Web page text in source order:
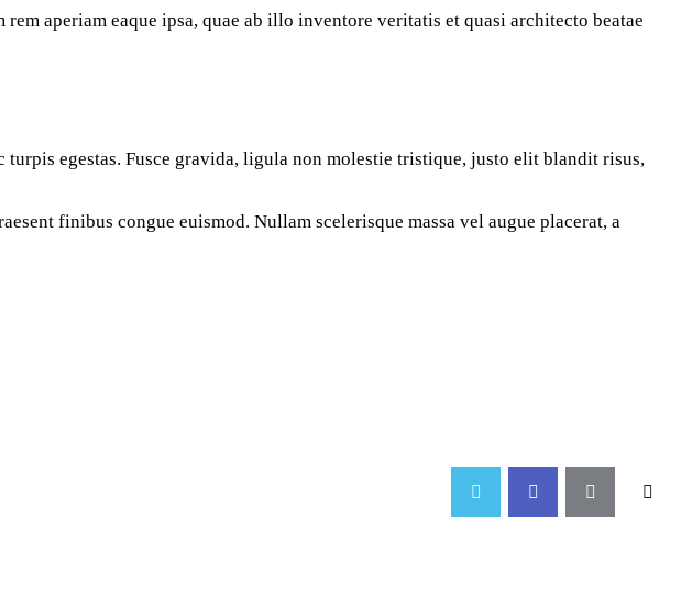
aperiam eaque ipsa, quae ab illo inventore veritatis et quasi architecto beatae
turpis egestas. Fusce gravida, ligula non molestie tristique, justo elit blandit risus,
finibus congue euismod. Nullam scelerisque massa vel augue placerat, a